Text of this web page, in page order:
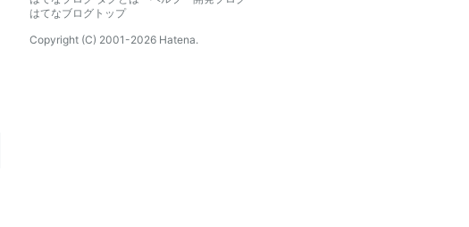
はてなブログトップ
Copyright (C) 2001-2026 Hatena.